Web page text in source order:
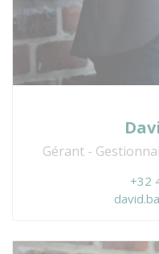
Gérant -
+32